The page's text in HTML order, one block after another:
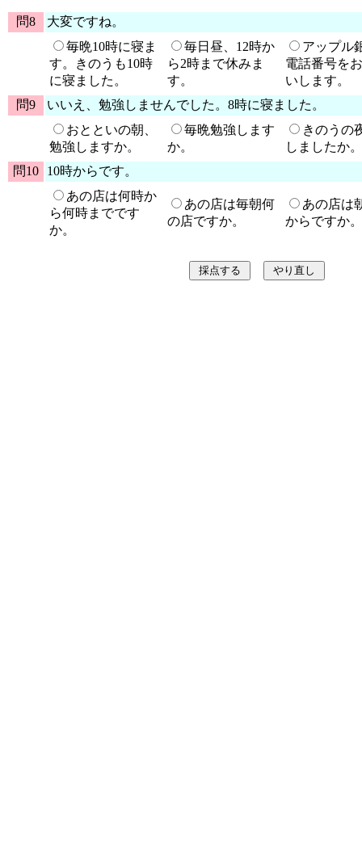
問8
大変ですね。
毎晩10時に寝ま
す。きのうも10時
に寝ました。
毎日昼、12時か
ら2時まで休みま
す。
アップル
電話番号を
いします。
問9
いいえ、勉強しませんでした。8時に寝ました。
おとといの朝、
勉強しますか。
毎晩勉強します
か。
きのうの
しましたか。
問10
10時からです。
あの店は何時か
ら何時までです
か。
あの店は毎朝何
の店ですか。
あの店は
からですか。